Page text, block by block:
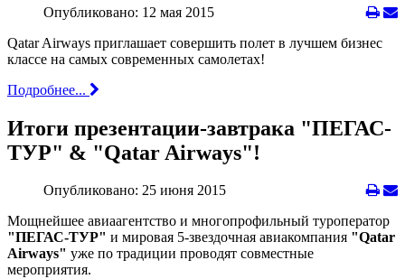
Опубликовано: 12 мая 2015
Qatar Airways приглашает совершить полет в лучшем бизнес
классе на самыx современных самолетаx!
Подробнее...
Итоги презентации-завтрака "ПЕГАС-
ТУР" & "Qatar Airways"!
Опубликовано: 25 июня 2015
Мощнейшее авиаагентство и многопрофильный туроператор
"ПЕГАС-ТУР" и мировая 5-звездочная авиакомпания "Qatar
Airways" уже по традиции проводят совместные
мероприятия.